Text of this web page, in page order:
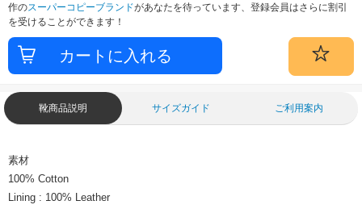
作のスーパーコピーブランドがあなたを待っています、登録会員はさらに割引
を受けることができます！
靴商品説明 サイズガイド ご利用案内
素材
100% Cotton
Lining : 100% Leather